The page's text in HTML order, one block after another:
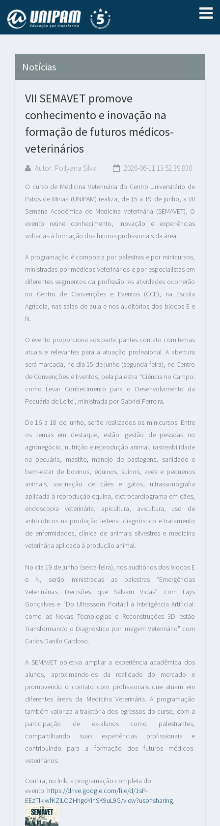
Notícias
VII SEMAVET promove
conhecimento e inovação na
formação de futuros médicos-
veterinários
Autor: Pollyana Silva 2026-06-11 13:52:39.830
O curso de Medicina Veterinária do Centro Universitário de
Patos de Minas (UNIPAM) realiza, de 15 a 19 de junho, a VII
Semana Acadêmica de Medicina Veterinária (SEMAVET). O
evento reúne conhecimento, inovação e experiências
voltadas à formação dos futuros profissionais da área.
A programação é composta por palestras e por minicursos,
ministradas por médicos-veterinários e por especialistas em
diferentes segmentos da profissão. As atividades ocorrerão
no Centro de Convenções e Eventos (CCE), na Escola
Agrícola, nas salas de aula e nos auditórios dos blocos E e
N.
O evento proporciona aos participantes contato com temas
atuais e relevantes para a atuação profissional. A abertura
será marcada, no dia 15 de junho (segunda-feira), no Centro
de Convenções e Eventos, pela palestra “Ciência no Campo:
como Levar Conhecimento para o Desenvolvimento da
Pecuária de Leite”, ministrada por Gabriel Ferreira.
De 16 a 18 de junho, serão realizados os minicursos. Entre
os temas em destaque, estão: gestão de pessoas no
agronegócio, nutrição e reprodução animal, rastreabilidade
na pecuária, mastite, manejo de pastagens, sanidade e
bem-estar de bovinos, equinos, suínos, aves e pequenos
animais, vacinação de cães e gatos, ultrassonografia
aplicada à reprodução equina, eletrocardiograma em cães,
endoscopia veterinária, apicultura, avicultura, uso de
antibióticos na produção leiteira, diagnóstico e tratamento
de enfermidades, clínica de animais silvestres e medicina
veterinária aplicada à produção animal.
No dia 19 de junho (sexta-feira), nos auditórios dos blocos E
e N, serão ministradas as palestras “Emergências
Veterinárias: Decisões que Salvam Vidas” com Lays
Gonçalves e “Do Ultrassom Portátil à Inteligência Artificial:
como as Novas Tecnologias e Reconstruções 3D estão
Transformando o Diagnóstico por Imagem Veterinário” com
Carlos Danilo Cardoso.
A SEMAVET objetiva ampliar a experiência acadêmica dos
alunos, aproximando-os da realidade do mercado e
promovendo o contato com profissionais que atuam em
diferentes áreas da Medicina Veterinária. A programação
também valoriza a trajetória dos egressos do curso, com a
participação de ex-alunos como palestrantes,
compartilhando suas experiências profissionais e
contribuindo para a formação dos futuros médicos-
veterinários.
Confira, no link, a programação completa do
evento: https://drive.google.com/file/d/1sP-
EEzTlkjwfKZlLOZHhgoYInSK9uL9G/view?usp=sharing.